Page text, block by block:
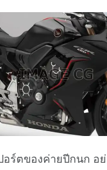
ร์ตของค่ายปีกนก อย่